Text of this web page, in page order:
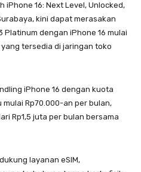
iPhone 16: Next Level, Unlocked,
kini dapat merasakan
dengan iPhone 16 mulai
tersedia di jaringan toko
iPhone 16 dengan kuota
Rp70.000-an per bulan,
Rp1,5 juta per bulan bersama
layanan eSIM,